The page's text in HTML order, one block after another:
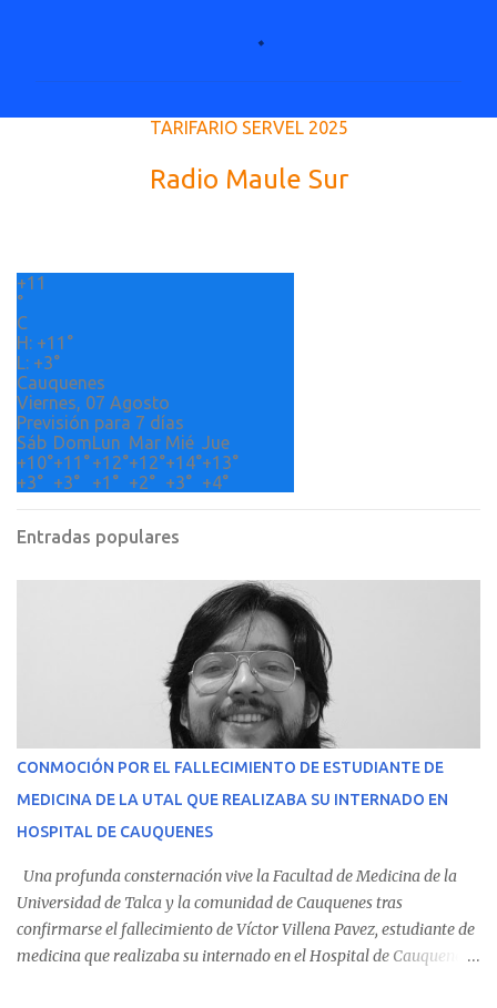
o
TARIFARIO SERVEL 2025
Radio Maule Sur
+11
°
C
H: +11°
L: +3°
Cauquenes
Viernes, 07 Agosto
Previsión para 7 días
Sáb DomLun Mar Mié Jue
+10°+11°+12°+12°+14°+13°
+3° +3° +1° +2° +3° +4°
Entradas populares
CONMOCIÓN POR EL FALLECIMIENTO DE ESTUDIANTE DE
MEDICINA DE LA UTAL QUE REALIZABA SU INTERNADO EN
HOSPITAL DE CAUQUENES
Una profunda consternación vive la Facultad de Medicina de la
Universidad de Talca y la comunidad de Cauquenes tras
confirmarse el fallecimiento de Víctor Villena Pavez, estudiante de
medicina que realizaba su internado en el Hospital de Cauquenes.